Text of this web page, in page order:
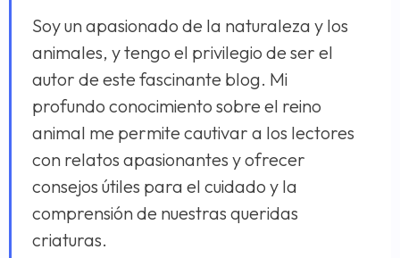
Soy un apasionado de la naturaleza y los
animales, y tengo el privilegio de ser el
autor de este fascinante blog. Mi
profundo conocimiento sobre el reino
animal me permite cautivar a los lectores
con relatos apasionantes y ofrecer
consejos útiles para el cuidado y la
comprensión de nuestras queridas
criaturas.